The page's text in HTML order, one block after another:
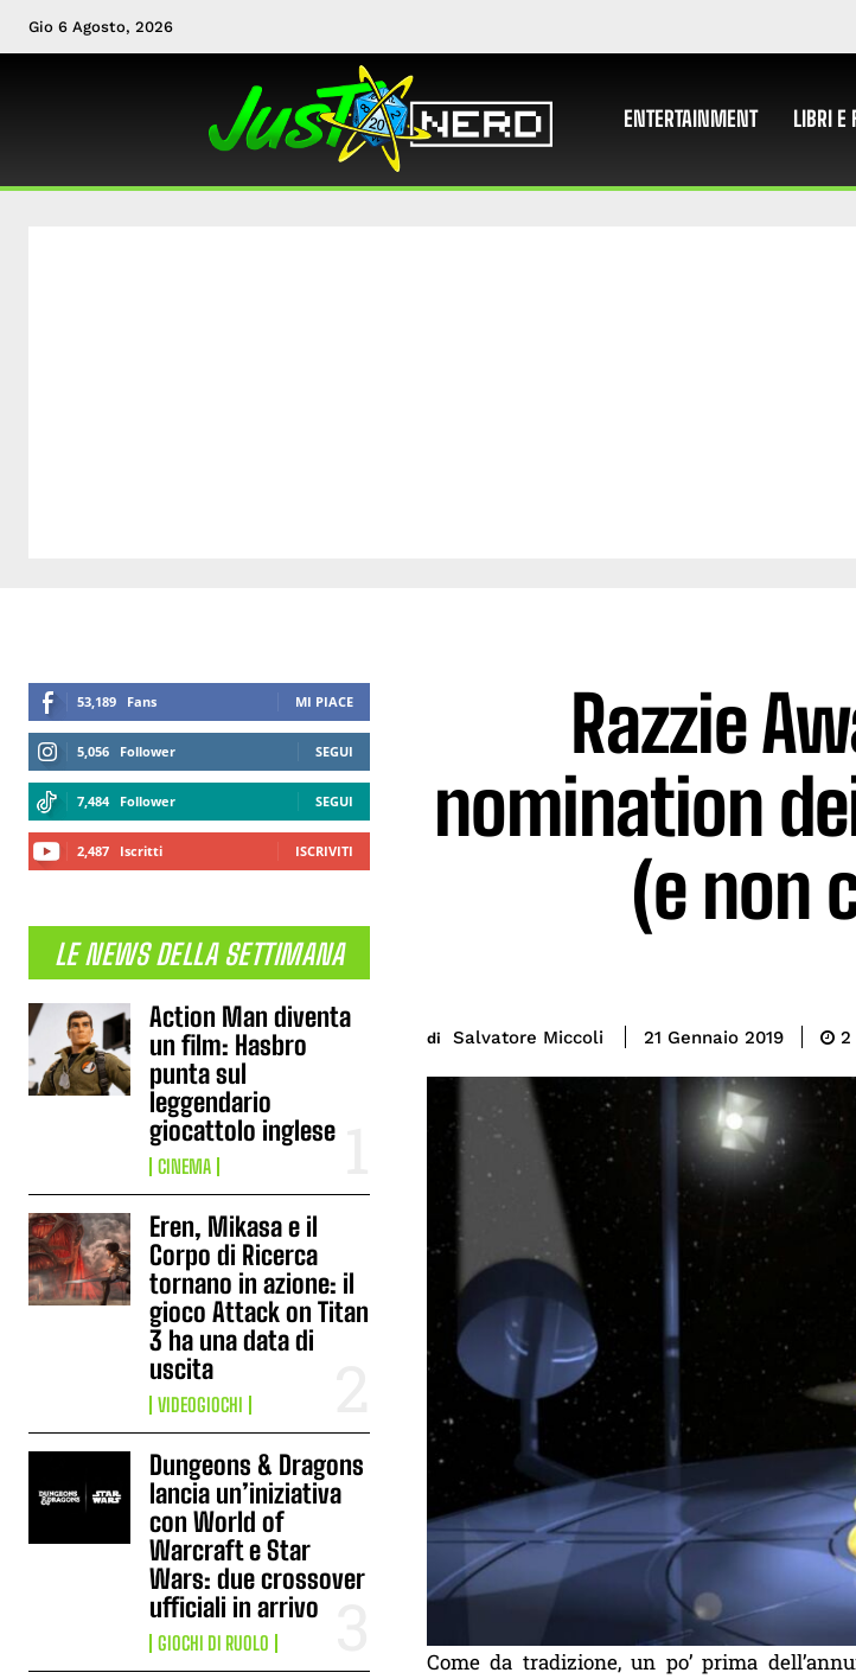
Gio 6 Agosto, 2026
ENTERTAINMENT LIBRI E
53,189 Fans MI PIACE
5,056 Follower SEGUI
7,484 Follower SEGUI
2,487 Iscritti ISCRIVITI
LE NEWS DELLA SETTIMANA
Action Man diventa
un film: Hasbro
punta sul
leggendario
giocattolo inglese
CINEMA
Eren, Mikasa e il
Corpo di Ricerca
tornano in azione: il
gioco Attack on Titan
3 ha una data di
uscita
VIDEOGIOCHI
Dungeons & Dragons
lancia un’iniziativa
con World of
Warcraft e Star
Wars: due crossover
ufficiali in arrivo
GIOCHI DI RUOLO
Razzie
nomination
(e non
di Salvatore Miccoli 21 Gennaio 2019 2
Come da tradizione, un po’ prima